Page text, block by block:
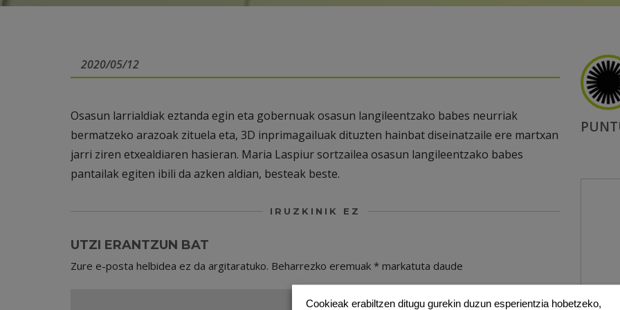
2020/05/12
Osasun larrialdiak eztanda egin eta gobernuak osasun langileentzako babes neurriak
bermatzeko arazoak zituela eta, 3D inprimagailuak dituzten hainbat diseinatzaile ere martxan
jarri ziren etxealdiaren hasieran. Maria Laspiur sortzailea osasun langileentzako babes
pantailak egiten ibili da azken aldian, besteak beste.
IRUZKINIK EZ
UTZI ERANTZUN BAT
Zure e-posta helbidea ez da argitaratuko. Beharrezko eremuak * markatuta daude
Cookieak erabiltzen ditugu gurekin duzun esperientzia hobetzeko,